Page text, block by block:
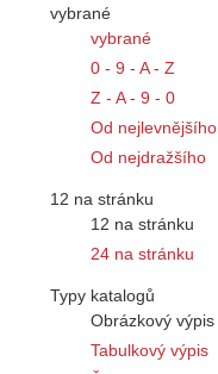
vybrané
vybrané
0 - 9 - A - Z
Z - A - 9 - 0
Od nejlevnějšího
Od nejdražšího
12 na stránku
12 na stránku
24 na stránku
Typy katalogů
Obrázkový výpis
Tabulkový výpis